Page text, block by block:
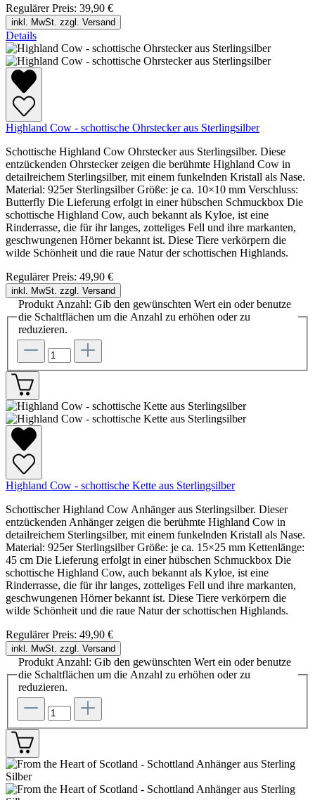
Regulärer Preis: 39,90 €
inkl. MwSt. zzgl. Versand
Details
Highland Cow - schottische Ohrstecker aus Sterlingsilber
Schottische Highland Cow Ohrstecker aus Sterlingsilber. Diese
entzückenden Ohrstecker zeigen die berühmte Highland Cow in
detailreichem Sterlingsilber, mit einem funkelnden Kristall als Nase.
Material: 925er Sterlingsilber Größe: je ca. 10×10 mm Verschluss:
Butterfly Die Lieferung erfolgt in einer hübschen Schmuckbox Die
schottische Highland Cow, auch bekannt als Kyloe, ist eine
Rinderrasse, die für ihr langes, zotteliges Fell und ihre markanten,
geschwungenen Hörner bekannt ist. Diese Tiere verkörpern die
wilde Schönheit und die raue Natur der schottischen Highlands.
Regulärer Preis: 49,90 €
inkl. MwSt. zzgl. Versand
Produkt Anzahl: Gib den gewünschten Wert ein oder benutze
die Schaltflächen um die Anzahl zu erhöhen oder zu
reduzieren.
Highland Cow - schottische Kette aus Sterlingsilber
Schottischer Highland Cow Anhänger aus Sterlingsilber. Dieser
entzückenden Anhänger zeigen die berühmte Highland Cow in
detailreichem Sterlingsilber, mit einem funkelnden Kristall als Nase.
Material: 925er Sterlingsilber Größe: je ca. 15×25 mm Kettenlänge:
45 cm Die Lieferung erfolgt in einer hübschen Schmuckbox Die
schottische Highland Cow, auch bekannt als Kyloe, ist eine
Rinderrasse, die für ihr langes, zotteliges Fell und ihre markanten,
geschwungenen Hörner bekannt ist. Diese Tiere verkörpern die
wilde Schönheit und die raue Natur der schottischen Highlands.
Regulärer Preis: 49,90 €
inkl. MwSt. zzgl. Versand
Produkt Anzahl: Gib den gewünschten Wert ein oder benutze
die Schaltflächen um die Anzahl zu erhöhen oder zu
reduzieren.